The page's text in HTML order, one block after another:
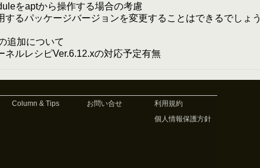
をaptから操作する場合の考慮
するパッケージバージョンを変更することはできるでしょう
追加について
ネルレシピVer.6.12.xの対応予定有無
Column & Tips お問い合せ
利用規約
個人情報保護方針